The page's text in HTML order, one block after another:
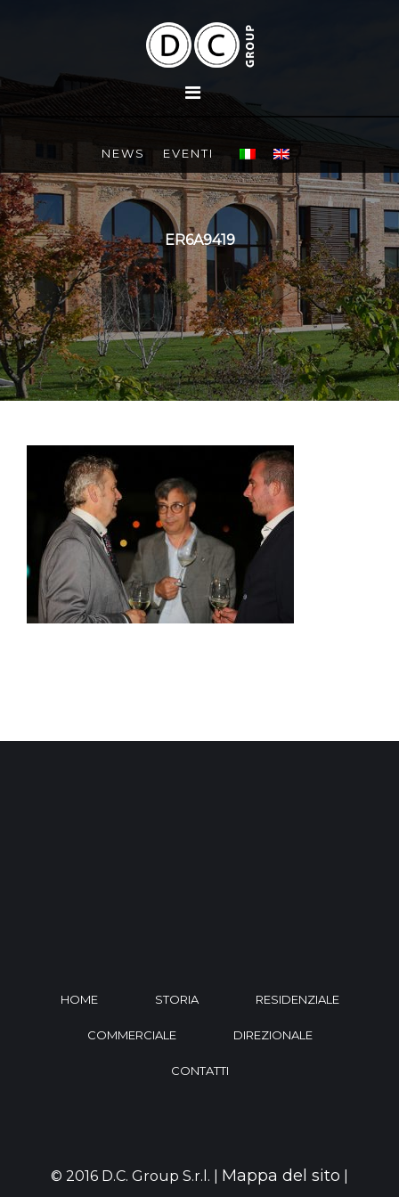
NEWS EVENTI
ER6A9419
HOME STORIA RESIDENZIALE
COMMERCIALE DIREZIONALE
CONTATTI
© 2016 D.C. Group S.r.l. | Mappa del sito